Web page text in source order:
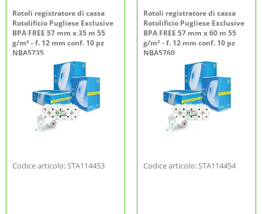
Rotoli registratore di cassa
Rotolificio Pugliese Exclusive
BPA FREE 57 mm x 35 m 55
g/m² - f. 12 mm conf. 10 pz
NBA5735
Codice articolo: STA114453
Rotoli registratore di cassa
Rotolificio Pugliese Exclusive
BPA FREE 57 mm x 60 m 55
g/m² - f. 12 mm conf. 10 pz
NBA5760
Codice articolo: STA114454